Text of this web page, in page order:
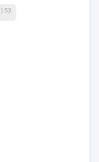
153